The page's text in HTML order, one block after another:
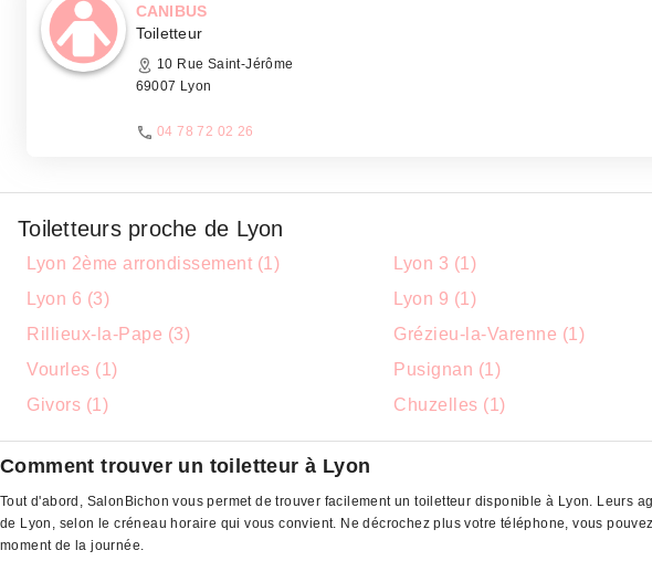
CANIBUS
Toiletteur
10 Rue Saint-Jérôme
69007 Lyon
04 78 72 02 26
Toiletteurs proche de Lyon
Lyon 2ème arrondissement (1) Lyon 3 (1)
Lyon 6 (3)
Lyon 9 (1)
Rillieux-la-Pape (3)
Grézieu-la-Varenne (1)
Vourles (1)
Pusignan (1)
Givors (1)
Chuzelles (1)
Comment trouver un toiletteur à Lyon
Tout d'abord, SalonBichon vous permet de trouver facilement un toiletteur disponible à Lyon. Leurs
de Lyon, selon le créneau horaire qui vous convient. Ne décrochez plus votre téléphone, vous
moment de la journée.